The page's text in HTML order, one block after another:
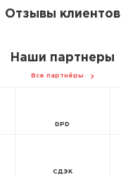
Отзывы клиентов
Наши партнеры
Все партнёры
DPD
СДЭК